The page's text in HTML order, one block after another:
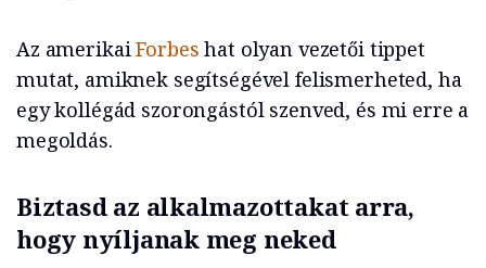
Az amerikaiForbes hat olyan vezetői tippet
mutat, amiknek segítségével felismerheted, ha
egy kollégád szorongástól szenved, és mi erre a
megoldás.
Biztasd az alkalmazottakat arra,
hogy nyíljanak meg neked